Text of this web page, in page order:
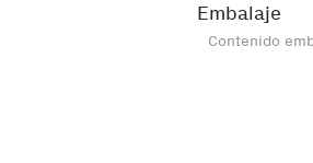
Embalaje
Contenido